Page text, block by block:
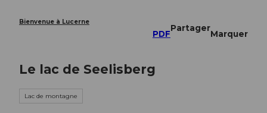
Bienvenue à Lucerne
PDF
Partager
Marquer
Le lac de Seelisberg
Lac de montagne